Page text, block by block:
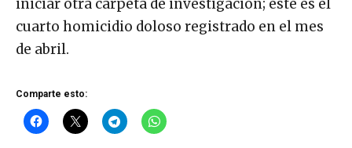
iniciar otra carpeta de investigación; este es el
cuarto homicidio doloso registrado en el mes
de abril.
Comparte esto: